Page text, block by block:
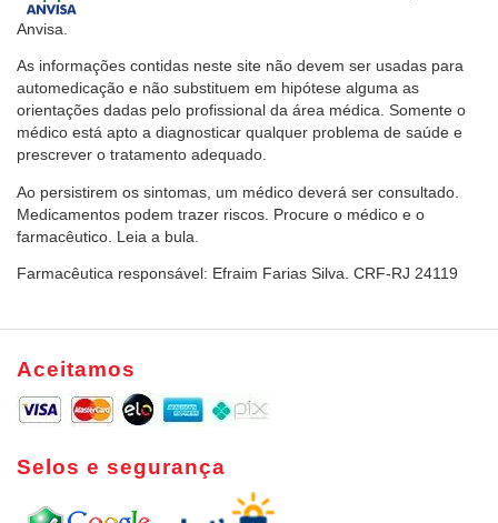
Anvisa.
As informações contidas neste site não devem ser usadas para
automedicação e não substituem em hipótese alguma as
orientações dadas pelo profissional da área médica. Somente o
médico está apto a diagnosticar qualquer problema de saúde e
prescrever o tratamento adequado.
Ao persistirem os sintomas, um médico deverá ser consultado.
Medicamentos podem trazer riscos. Procure o médico e o
farmacêutico. Leia a bula.
Farmacêutica responsável: Efraim Farias Silva. CRF-RJ 24119
Aceitamos
Selos e segurança